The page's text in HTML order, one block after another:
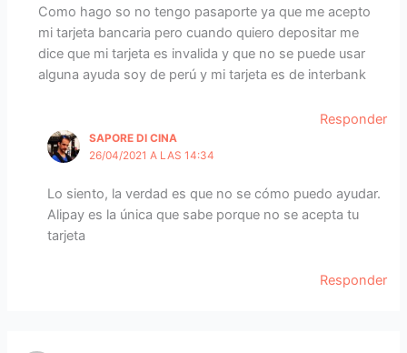
Como hago so no tengo pasaporte ya que me acepto
mi tarjeta bancaria pero cuando quiero depositar me
dice que mi tarjeta es invalida y que no se puede usar
alguna ayuda soy de perú y mi tarjeta es de interbank
Responder
SAPORE DI CINA
26/04/2021 A LAS 14:34
Lo siento, la verdad es que no se cómo puedo ayudar.
Alipay es la única que sabe porque no se acepta tu
tarjeta
Responder